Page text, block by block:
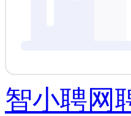
智小聘网